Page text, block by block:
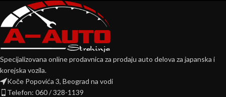
Specijalizovana online prodavnica za prodaju auto delova za japanska i
korejska vozila.
Koče Popovića 3, Beograd na vodi
Telefon: 060 / 328-1139